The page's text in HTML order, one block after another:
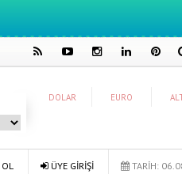
DOLAR EURO
Oldu Dijitalleşme Ebelik
TARİH:
ÜYE GİRİŞİ